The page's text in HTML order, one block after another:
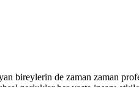
bireylerin de zaman zaman